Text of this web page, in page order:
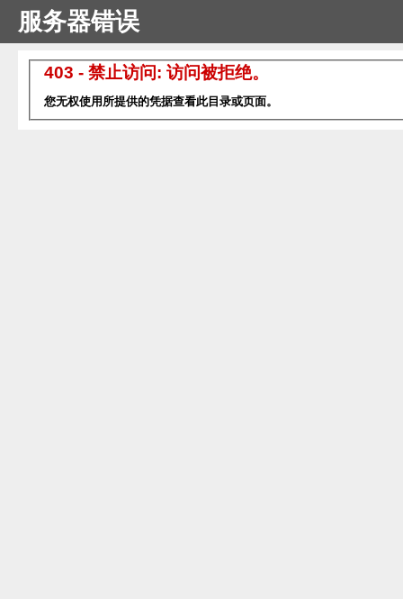
服务器错误
403 - 禁止访问: 访问被拒绝。
您无权使用所提供的凭据查看此目录或页面。